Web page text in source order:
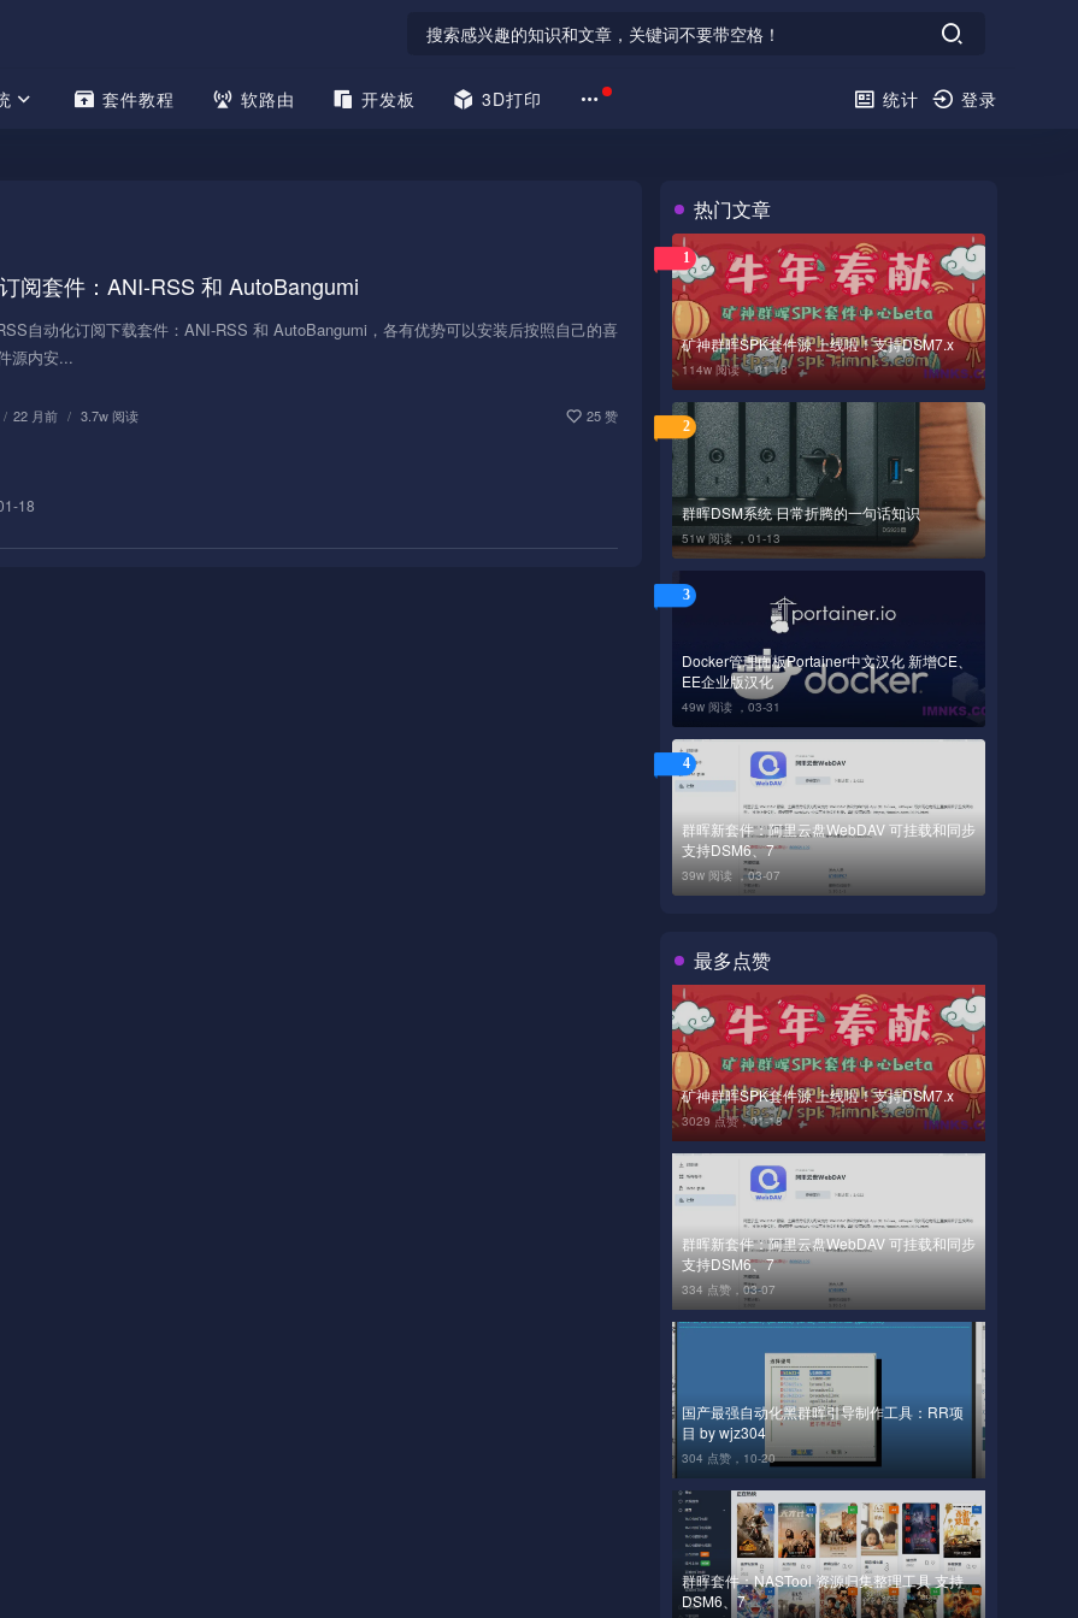
套件教程 软路由 开发板 3D打印 统计 登录
阅套件：ANI-RSS 和 AutoBangumi
自动化订阅下载套件：ANI-RSS 和 AutoBangumi，各有优势可以安装后按照自己的喜
源内安...
/ 22 月前 / 3.7w 阅读 25 赞
18
热门文章
1
矿神群晖SPK套件源 上线啦！支持DSM7.x
114w 阅读 ，01-18
2
群晖DSM系统 日常折腾的一句话知识
51w 阅读 ，01-13
3
Docker管理面板Portainer中文汉化 新增CE、
EE企业版汉化
49w 阅读 ， 03-31
4
群晖新套件：阿里云盘WebDAV 可挂载和同步
支持DSM6、7
39w 阅读 ，03-07
最多点赞
矿神群晖SPK套件源 上线啦！支持DSM7.x
3029 点赞，01-18
群晖新套件：阿里云盘WebDAV 可挂载和同步
支持DSM6、7
334 点赞， 03-07
国产最强自动化黑群晖引导制作工具：RR项
目 by wjz304
304 点赞， 10-20
群晖套件：NASTool 资源归集整理工具 支持
DSM6、7